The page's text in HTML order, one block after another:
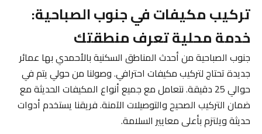
تركيب مكيفات في جنوب الصباحية:
خدمة محلية تعرف منطقتك
جنوب الصباحية من أحدث المناطق السكنية بالأحمدي بها عمائر
جديدة تحتاج لتركيب مكيفات احترافي. وصولنا من حولي يتم في
حوالي 25 دقيقة. نتعامل مع جميع أنواع المكيفات الحديثة مع
ضمان التركيب الصحيح والتوصيلات الآمنة. فريقنا يستخدم أدوات
حديثة ويلتزم بأعلى معايير السلامة.